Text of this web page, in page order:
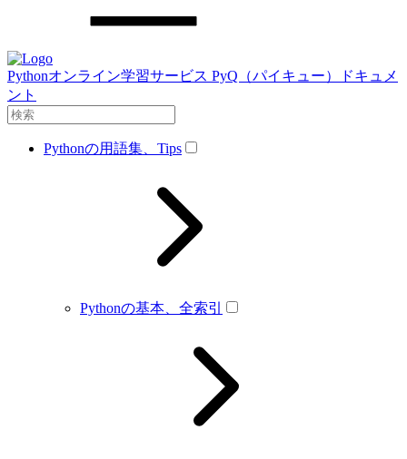
Pythonオンライン学習サービス PyQ（パイキュー）ドキュメ
ント
Pythonの用語集、Tips
Pythonの基本、全索引